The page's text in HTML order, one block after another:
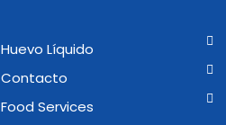
Huevo Líquido
Contacto
Food Services